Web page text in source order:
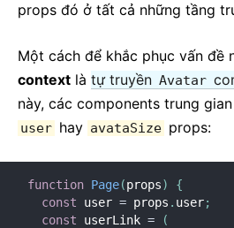
props đó ở tất cả những tầng
Một cách để khắc phục vấn đề
context là tự truyền Avatar
này, các components trung
user hay avataSize props:
function Page(props)
{
const user = props . user;
const userLink =
(